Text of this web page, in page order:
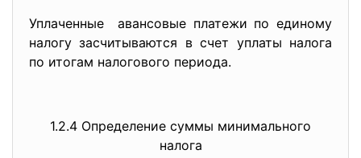
Уплаченные авансовые платежи по единому
налогу засчитываются в счет уплаты налога
по итогам налогового периода.
1.2.4 Определение суммы минимального
налога